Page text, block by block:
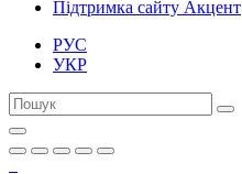
Підтримка сайту Акцент
РУС
УКР